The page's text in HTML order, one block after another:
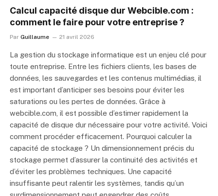
Calcul capacité disque dur Webcible.com :
comment le faire pour votre entreprise ?
Par Guillaume 21 avril 2026
La gestion du stockage informatique est un enjeu clé pour
toute entreprise. Entre les fichiers clients, les bases de
données, les sauvegardes et les contenus multimédias, il
est important d’anticiper ses besoins pour éviter les
saturations ou les pertes de données. Grâce à
webcible.com, il est possible d’estimer rapidement la
capacité de disque dur nécessaire pour votre activité. Voici
comment procéder efficacement. Pourquoi calculer la
capacité de stockage ? Un dimensionnement précis du
stockage permet d’assurer la continuité des activités et
d’éviter les problèmes techniques. Une capacité
insuffisante peut ralentir les systèmes, tandis qu’un